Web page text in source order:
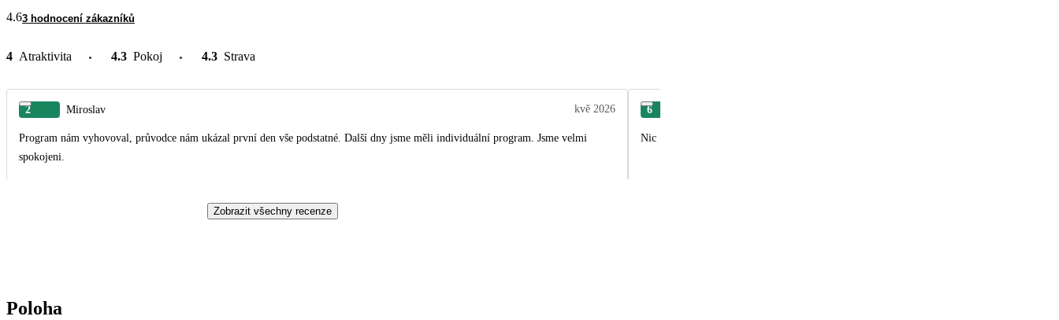
4.63 hodnocení zákazníků
4 Atraktivita 4.3 Pokoj 4.3 Strava
2 Miroslav kvě 2026
Program nám vyhovoval, průvodce nám ukázal první den vše podstatné. Další dny jsme měli individuální program. Jsme velmi
spokojeni.
6
Nic
Zobrazit všechny recenze
Poloha